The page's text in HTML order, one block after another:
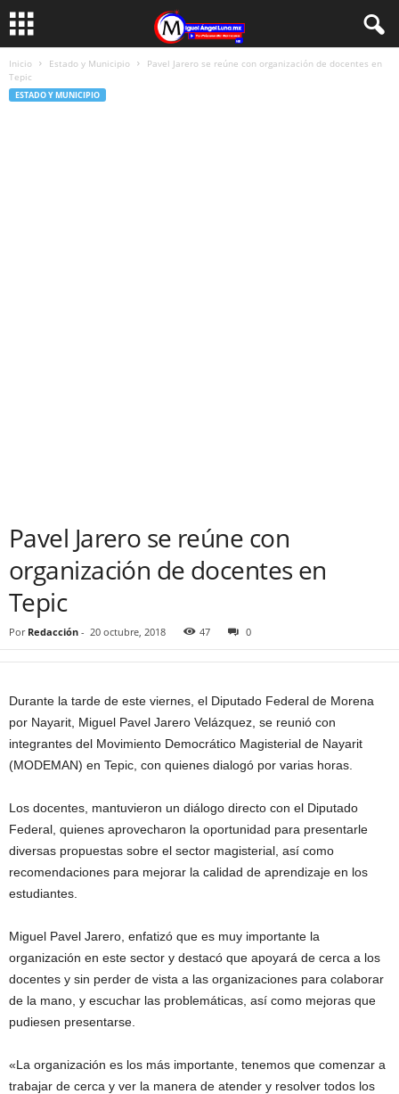
Inicio Estado y Municipio
Pavel Jarero se reúne con organización de docentes en
Tepic
ESTADO Y MUNICIPIO
Pavel Jarero se reúne con
organización de docentes en
Tepic
Por Redacción - 20 octubre, 2018 47 0
Durante la tarde de este viernes, el Diputado Federal de Morena
por Nayarit, Miguel Pavel Jarero Velázquez, se reunió con
integrantes del Movimiento Democrático Magisterial de Nayarit
(MODEMAN) en Tepic, con quienes dialogó por varias horas.
Los docentes, mantuvieron un diálogo directo con el Diputado
Federal, quienes aprovecharon la oportunidad para presentarle
diversas propuestas sobre el sector magisterial, así como
recomendaciones para mejorar la calidad de aprendizaje en los
estudiantes.
Miguel Pavel Jarero, enfatizó que es muy importante la
organización en este sector y destacó que apoyará de cerca a los
docentes y sin perder de vista a las organizaciones para colaborar
de la mano, y escuchar las problemáticas, así como mejoras que
pudiesen presentarse.
«La organización es los más importante, tenemos que comenzar a
trabajar de cerca y ver la manera de atender y resolver todos los